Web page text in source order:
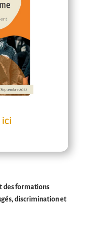
ici
des formations
discrimination et